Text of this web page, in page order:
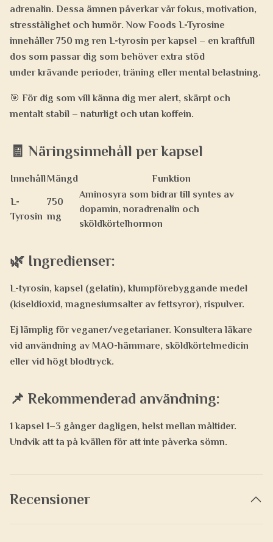
adrenalin. Dessa ämnen påverkar vår fokus, motivation,
stresstålighet och humör. Now Foods L-Tyrosine
innehåller750 mg ren L-tyrosin per kapsel – en kraftfull
dos som passar dig som behöver extra stöd
underkrävande perioder, träning eller mental belastning.
🎯 För dig som vill känna dig mer alert, skärpt och
mentalt stabil – naturligt och utan koffein.
🧾 Näringsinnehåll per kapsel
Innehåll Mängd Funktion
L-
Tyrosin
750
mg
Aminosyra som bidrar till syntes av
dopamin, noradrenalin och
sköldkörtelhormon
🌿 Ingredienser:
L-tyrosin, kapsel (gelatin), klumpförebyggande medel
(kiseldioxid, magnesiumsalter av fettsyror), rispulver.
Ej lämplig för veganer/vegetarianer. Konsultera läkare
vid användning av MAO-hämmare, sköldkörtelmedicin
eller vid högt blodtryck.
📌 Rekommenderad användning:
1 kapsel 1–3 gånger dagligen, helst mellan måltider.
Undvik att ta på kvällen för att inte påverka sömn.
Recensioner